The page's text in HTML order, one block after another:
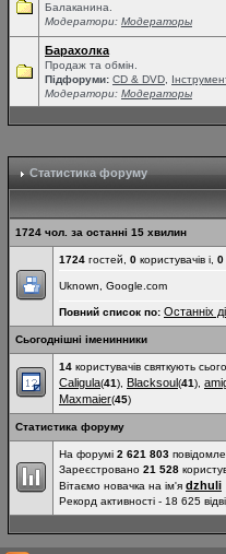
Балаканина.
Модератори: Модераторы
Барахолка
Продаж та обмін.
Підфоруми: СD & DVD
Модератори: Модераторы
Статистика форуму
1724 чол. за останні 15 хвилин
1724 гостей, 0 користувачів і, 0
Uknown, Google.com
Повний список по: Останніх
Сьогоднішні іменинники
14 користувачів святкують
Caligula(41), Blacksoul(41),
Maxmaier(45)
Статистика форуму
На форумі 2 621 803
Зареєстровано 21 528
Вітаємо новачка на ім'я dzhuli
Рекорд активності - 18 625